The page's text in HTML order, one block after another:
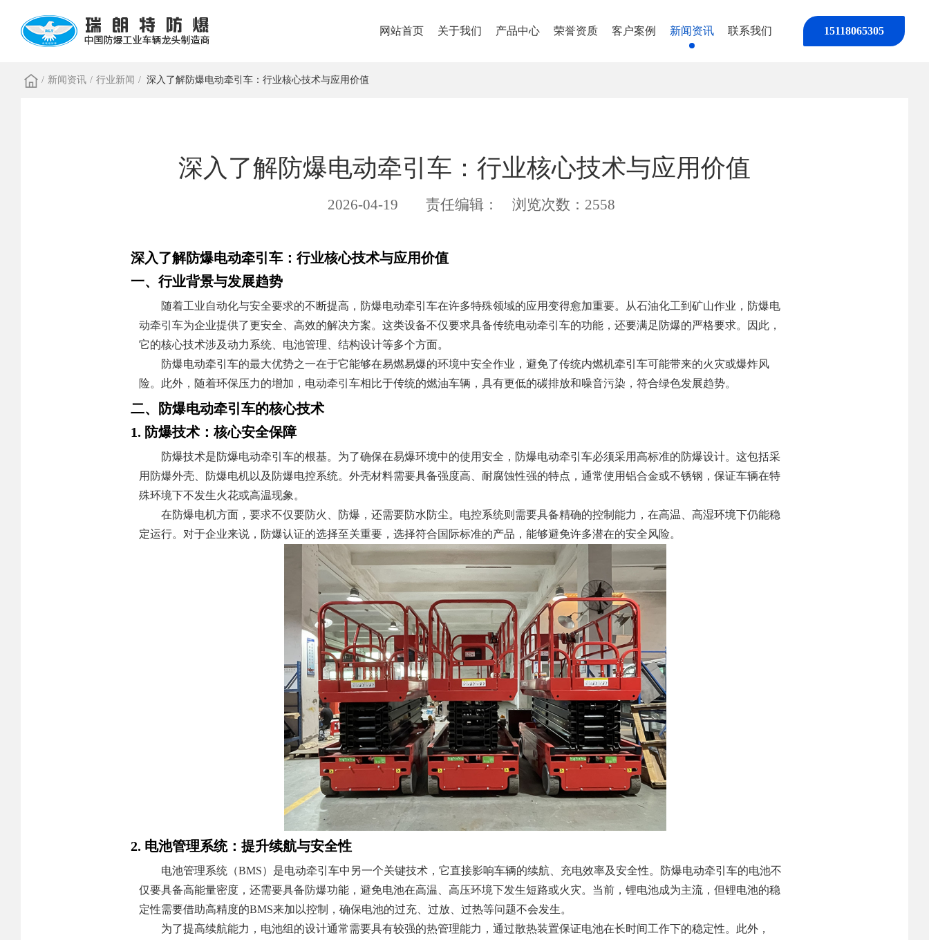
网站首页 关于我们 产品中心 荣誉资质 客户案例 新闻资讯 联系我们 15118065305
/ 新闻资讯 / 行业新闻 / 深入了解防爆电动牵引车：行业核心技术与应用价值
深入了解防爆电动牵引车：行业核心技术与应用价值
2026-04-19 责任编辑： 浏览次数：2558
深入了解防爆电动牵引车：行业核心技术与应用价值
一、行业背景与发展趋势
随着工业自动化与安全要求的不断提高，防爆电动牵引车在许多特殊领域的应用变得愈加重要。从石油化工到矿山作业，防爆电
动牵引车为企业提供了更安全、高效的解决方案。这类设备不仅要求具备传统电动牵引车的功能，还要满足防爆的严格要求。因此，
它的核心技术涉及动力系统、电池管理、结构设计等多个方面。
防爆电动牵引车的最大优势之一在于它能够在易燃易爆的环境中安全作业，避免了传统内燃机牵引车可能带来的火灾或爆炸风
险。此外，随着环保压力的增加，电动牵引车相比于传统的燃油车辆，具有更低的碳排放和噪音污染，符合绿色发展趋势。
二、防爆电动牵引车的核心技术
1. 防爆技术：核心安全保障
防爆技术是防爆电动牵引车的根基。为了确保在易爆环境中的使用安全，防爆电动牵引车必须采用高标准的防爆设计。这包括采
用防爆外壳、防爆电机以及防爆电控系统。外壳材料需要具备强度高、耐腐蚀性强的特点，通常使用铝合金或不锈钢，保证车辆在特
殊环境下不发生火花或高温现象。
在防爆电机方面，要求不仅要防火、防爆，还需要防水防尘。电控系统则需要具备精确的控制能力，在高温、高湿环境下仍能稳
定运行。对于企业来说，防爆认证的选择至关重要，选择符合国际标准的产品，能够避免许多潜在的安全风险。
2. 电池管理系统：提升续航与安全性
电池管理系统（BMS）是电动牵引车中另一个关键技术，它直接影响车辆的续航、充电效率及安全性。防爆电动牵引车的电池不
仅要具备高能量密度，还需要具备防爆功能，避免电池在高温、高压环境下发生短路或火灾。当前，锂电池成为主流，但锂电池的稳
定性需要借助高精度的BMS来加以控制，确保电池的过充、过放、过热等问题不会发生。
为了提高续航能力，电池组的设计通常需要具有较强的热管理能力，通过散热装置保证电池在长时间工作下的稳定性。此外，